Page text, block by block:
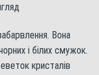
Вона
і білих смужок.
кристалів